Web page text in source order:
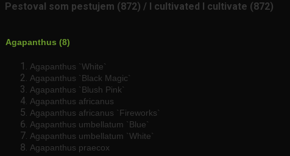
Pestoval som pestujem (872) / I cultivated I cultivate (872)
Agapanthus (8)
Agapanthus `White`
Agapanthus `Black Magic`
Agapanthus `Blush Pink`
Agapanthus africanus
Agapanthus africanus `Fireworks`
Agapanthus umbellatum `Blue`
Agapanthus umbellatum `White`
Agapanthus praecox